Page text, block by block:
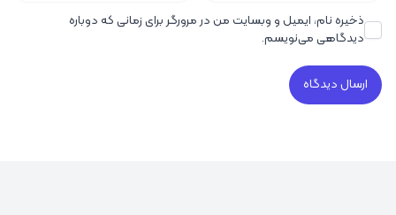
ذخیره نام، ایمیل و وبسایت من در مرورگر برای زمانی که دوباره
دیدگاهی می‌نویسم.